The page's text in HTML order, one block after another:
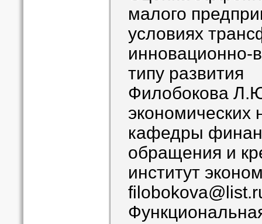
малого
условиях
инновационно-
типу развития
Филобокова
экономических
кафедры
обращения и
институт